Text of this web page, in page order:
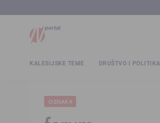
KALESIJSKE TEME DRUŠTVO I POLITIKA
OZNAKA